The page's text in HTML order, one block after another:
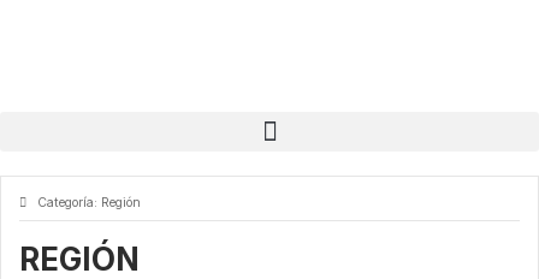
Categoría: Región
REGIÓN